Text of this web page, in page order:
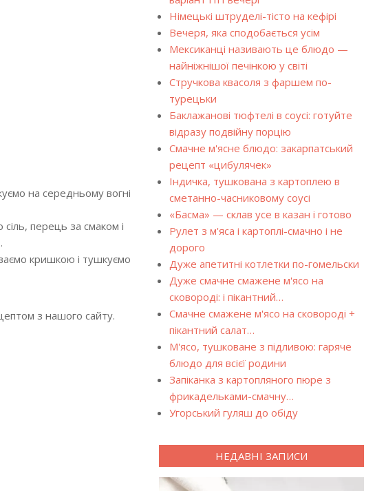
на середньому вогні
перець за смаком і
кришкою і тушкуємо
з нашого сайту.
Німецькі штруделі-тісто на кефірі
Вечеря, яка сподобається усім
Мексиканці називають це блюдо —
найніжнішої печінкою у світі
Стручкова квасоля з фаршем по-
турецьки
Баклажанові тюфтелі в соусі: готуйте
відразу подвійну порцію
Смачне м'ясне блюдо: закарпатський
рецепт «цибулячек»
Індичка, тушкована з картоплею в
сметанно-часниковому соусі
«Басма» — склав усе в казан і готово
Рулет з м'яса і картоплі-смачно і не
дорого
Дуже апетитні котлетки по-гомельски
Дуже смачне смажене м'ясо на
сковороді: і пікантний…
Смачне смажене м'ясо на сковороді +
пікантний салат…
М'ясо, тушковане з підливою: гаряче
блюдо для всієї родини
Запіканка з картопляного пюре з
фрикадельками-смачну…
Угорський гуляш до обіду
НЕДАВНІ ЗАПИСИ